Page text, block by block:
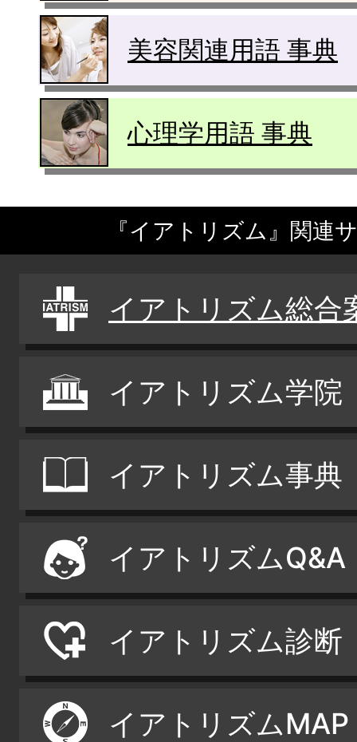
美容関連用語 事典
心理学用語 事典
『イアトリズム』関連
イアトリズム総合
イアトリズム学院
イアトリズム事典
イアトリズムQ&A
イアトリズム診断
イアトリズムMAP